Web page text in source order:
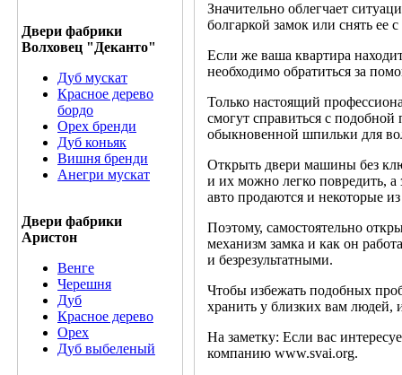
Двери фабрики
Волховец "Деканто"
Дуб мускат
Красное дерево
бордо
Орех бренди
Дуб коньяк
Вишня бренди
Анегри мускат
Двери фабрики
Аристон
Венге
Черешня
Дуб
Красное дерево
Орех
Дуб выбеленый
Значительно облегчает
болгаркой замок или снять ее с
Если же ваша квартира
необходимо обратиться за
Только настоящий
смогут справиться с
обыкновенной шпильки для
Открыть двери машины без
и их можно легко повредить, а
авто продаются и некоторые
Поэтому, самостоятельно
механизм замка и как он
и безрезультатными.
Чтобы избежать подобных
хранить у близких вам людей,
На заметку: Если вас
компанию www.svai.org.